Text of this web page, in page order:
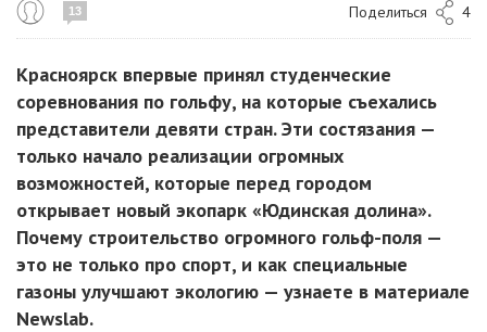
13 Поделиться 4
Красноярск впервые принял студенческие
соревнования по гольфу, на которые съехались
представители девяти стран. Эти состязания —
только начало реализации огромных
возможностей, которые перед городом
открывает новый экопарк «Юдинская долина».
Почему строительство огромного гольф-поля —
это не только про спорт, и как специальные
газоны улучшают экологию — узнаете в материале
Newslab.